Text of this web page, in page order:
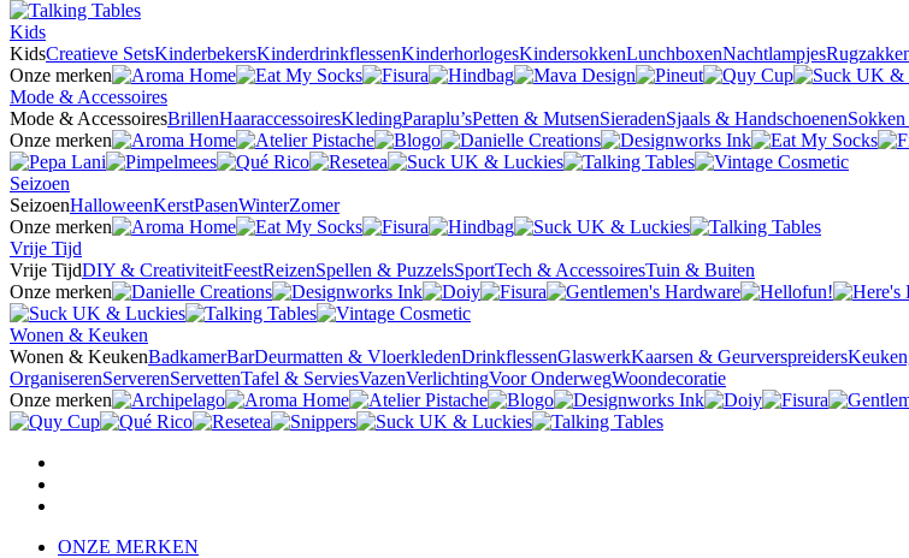
Kids
KidsCreatieve SetsKinderbekersKinderdrinkflessenKinderhorlogesKindersokkenLunchboxenNachtlampjes
Onze merken
Mode & Accessoires
Mode & AccessoiresBrillenHaaraccessoiresKledingParaplu’sPetten & MutsenSieradenSjaals & Handschoenen
Onze merken
Seizoen
SeizoenHalloweenKerstPasenWinterZomer
Onze merken
Vrije Tijd
Vrije TijdDIY & CreativiteitFeestReizenSpellen & PuzzelsSportTech & AccessoiresTuin & Buiten
Onze merken
Wonen & Keuken
Wonen & KeukenBadkamerBarDeurmatten & VloerkledenDrinkflessenGlaswerkKaarsen & Geurverspreiders
OrganiserenServerenServettenTafel & ServiesVazenVerlichtingVoor OnderwegWoondecoratie
Onze merken
ONZE MERKEN